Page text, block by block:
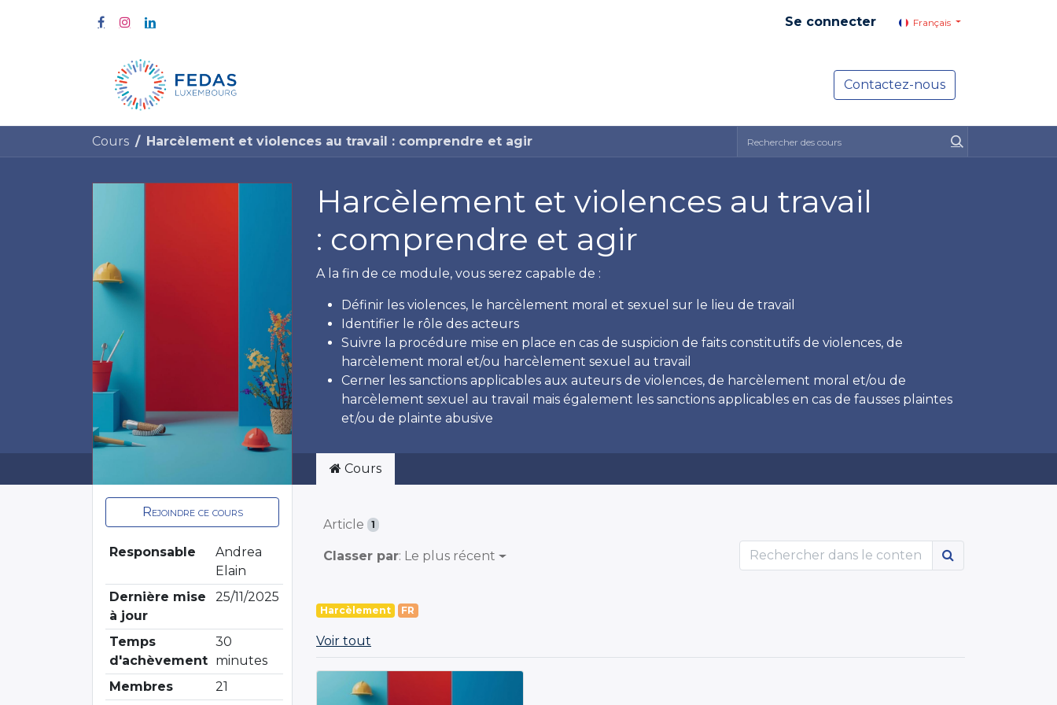
Se connecter Français
Actualités
Contactez-nous
Cours Harcèlement et violences au travail : comprendre et agir
Harcèlement et violences au travail
: comprendre et agir
A la fin de ce module, vous serez capable de :
Définir les violences, le harcèlement moral et sexuel sur le lieu de travail
Identifier le rôle des acteurs
Suivre la procédure mise en place en cas de suspicion de faits constitutifs de violences, de
harcèlement moral et/ou harcèlement sexuel au travail
Cerner les sanctions applicables aux auteurs de violences, de harcèlement moral et/ou de
harcèlement sexuel au travail mais également les sanctions applicables en cas de fausses plaintes
et/ou de plainte abusive
Rejoindre ce cours
Responsable
Andrea
Elain
Dernière mise
à jour
25/11/2025
Temps
d'achèvement
30
minutes
Membres
21
Cours
Article 1
Classer par: Le plus récent
Harcèlement FR
Voir tout